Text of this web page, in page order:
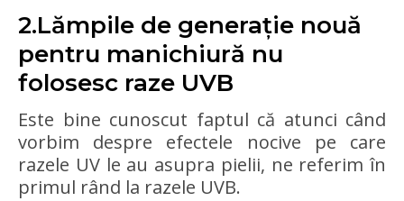
2.Lămpile de generație nouă
pentru manichiură nu
folosesc raze UVB
Este bine cunoscut faptul că atunci când
vorbim despre efectele nocive pe care
razele UV le au asupra pielii, ne referim în
primul rând la razele UVB.